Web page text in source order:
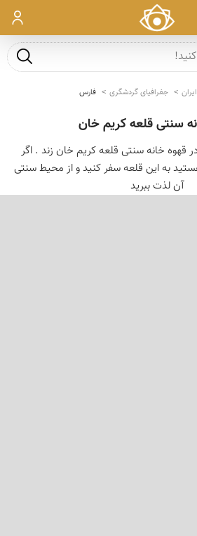
ورود
جست و
جغرافیای گردشگری فارس
سنتی قلعه کریم خان
قهوه خانه سنتی قلعه کریم خان زند . اگر
به این قلعه سفر کنید و از محیط سنتی
آن لذت ببرید